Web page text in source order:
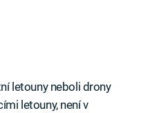
letouny neboli drony
letouny, není v